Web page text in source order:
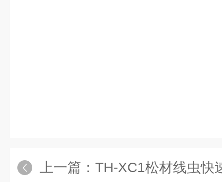
上一篇： TH-XC1松材线虫快